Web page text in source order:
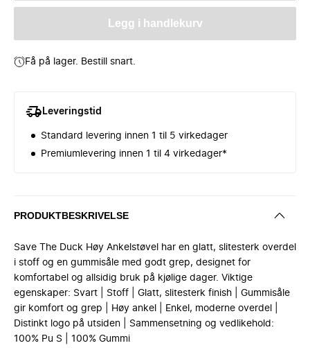
Legg i handlekurv
Få på lager. Bestill snart.
Leveringstid
Standard levering innen 1 til 5 virkedager
Premiumlevering innen 1 til 4 virkedager*
PRODUKTBESKRIVELSE
Save The Duck Høy Ankelstøvel har en glatt, slitesterk overdel
i stoff og en gummisåle med godt grep, designet for
komfortabel og allsidig bruk på kjølige dager. Viktige
egenskaper: Svart | Stoff | Glatt, slitesterk finish | Gummisåle
gir komfort og grep | Høy ankel | Enkel, moderne overdel |
Distinkt logo på utsiden | Sammensetning og vedlikehold:
100% Pu S | 100% Gummi